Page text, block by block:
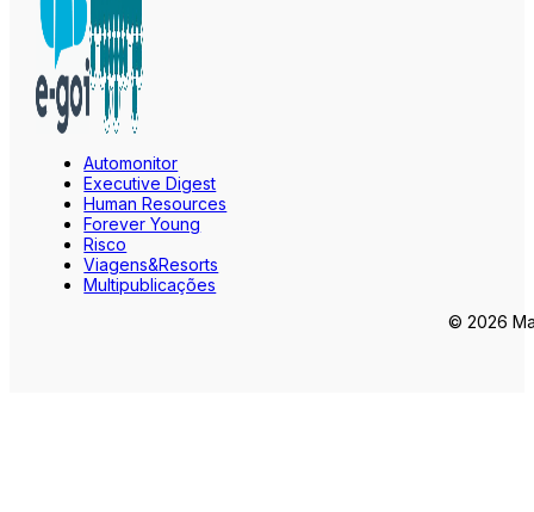
Automonitor
Executive Digest
Human Resources
Forever Young
Risco
Viagens&Resorts
Multipublicações
© 2026